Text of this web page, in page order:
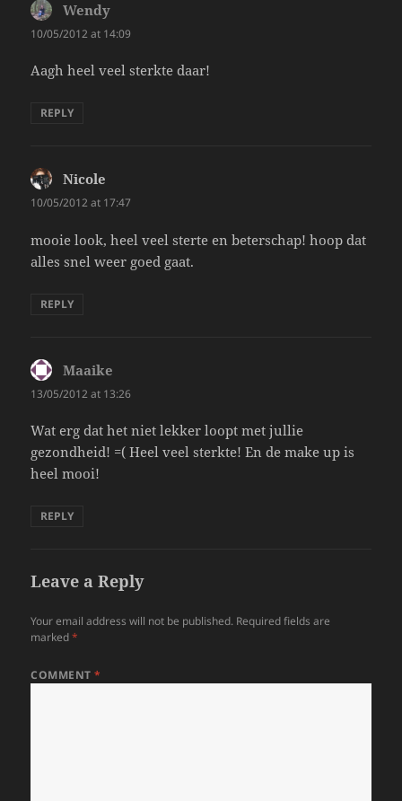
Wendy
10/05/2012 at 14:09
Aagh heel veel sterkte daar!
REPLY
Nicole
10/05/2012 at 17:47
mooie look, heel veel sterte en beterschap! hoop dat
alles snel weer goed gaat.
REPLY
Maaike
13/05/2012 at 13:26
Wat erg dat het niet lekker loopt met jullie
gezondheid! =( Heel veel sterkte! En de make up is
heel mooi!
REPLY
Leave a Reply
Your email address will not be published. Required fields are
marked*
COMMENT*